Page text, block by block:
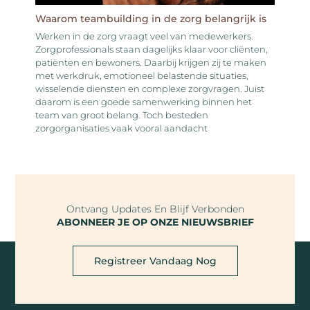
Waarom teambuilding in de zorg belangrijk is
Werken in de zorg vraagt veel van medewerkers.
Zorgprofessionals staan dagelijks klaar voor cliënten,
patiënten en bewoners. Daarbij krijgen zij te maken
met werkdruk, emotioneel belastende situaties,
wisselende diensten en complexe zorgvragen. Juist
daarom is een goede samenwerking binnen het
team van groot belang. Toch besteden
zorgorganisaties vaak vooral aandacht
Ontvang Updates En Blijf Verbonden
ABONNEER JE OP ONZE NIEUWSBRIEF
Registreer Vandaag Nog